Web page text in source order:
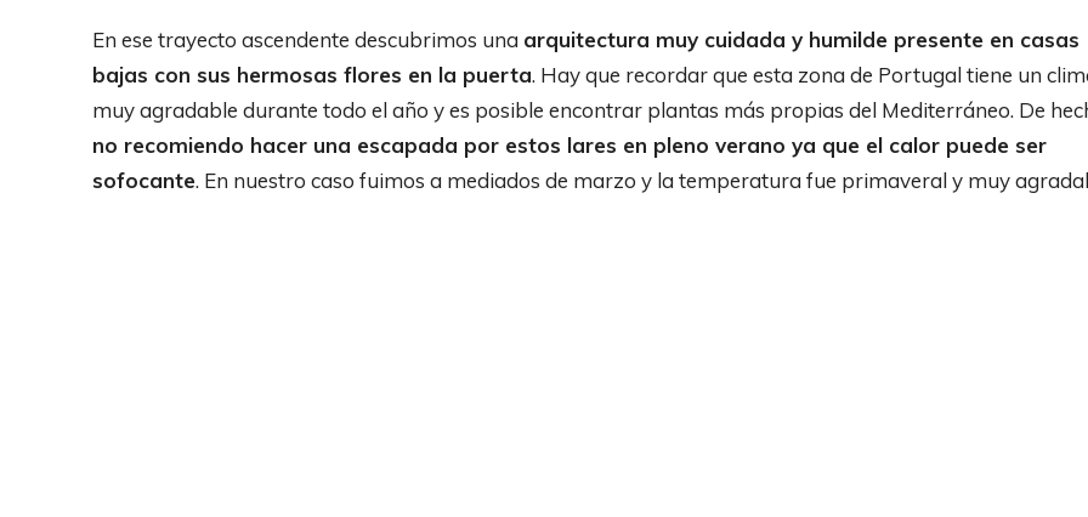
En ese trayecto ascendente descubrimos una arquitectura muy cuidada y humilde presente en casas
bajas con sus hermosas flores en la puerta. Hay que recordar que esta zona de Portugal tiene un
muy agradable durante todo el año y es posible encontrar plantas más propias del Mediterráneo. De
no recomiendo hacer una escapada por estos lares en pleno verano ya que el calor puede ser
sofocante. En nuestro caso fuimos a mediados de marzo y la temperatura fue primaveral y muy